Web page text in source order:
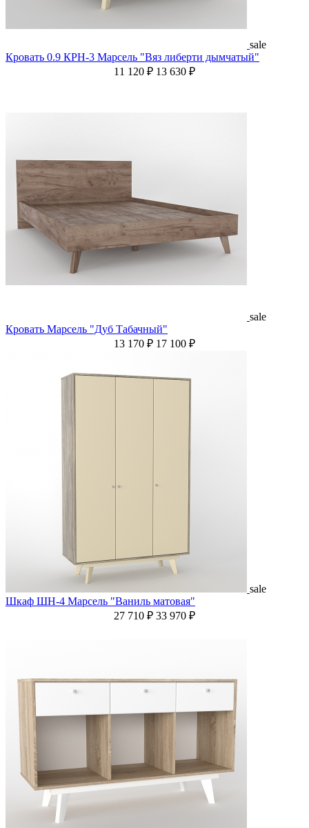
sale
Кровать 0.9 КРН-3 Марсель "Вяз либерти дымчатый"
11 120 ₽ 13 630 ₽
sale
Кровать Марсель "Дуб Табачный"
13 170 ₽ 17 100 ₽
sale
Шкаф ШН-4 Марсель "Ваниль матовая"
27 710 ₽ 33 970 ₽